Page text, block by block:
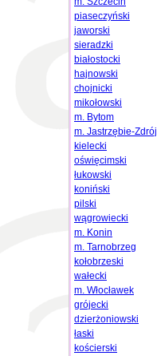
piaseczyński
jaworski
sieradzki
białostocki
hajnowski
chojnicki
mikołowski
m. Bytom
m. Jastrzębie-Zdrój
kielecki
oświęcimski
łukowski
koniński
pilski
wągrowiecki
m. Konin
m. Tarnobrzeg
kołobrzeski
wałecki
m. Włocławek
grójecki
dzierżoniowski
łaski
kościerski